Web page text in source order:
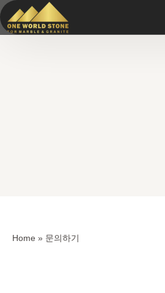
Home » 문의하기